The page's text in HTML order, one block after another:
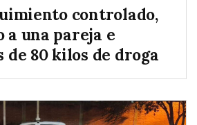
controlado,
a una pareja e
de 80 kilos de droga